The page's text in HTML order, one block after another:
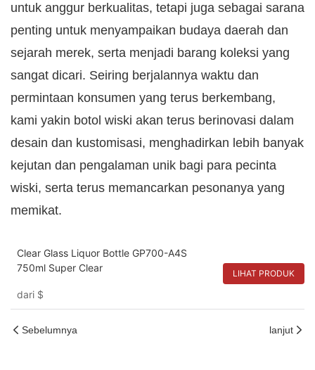
untuk anggur berkualitas, tetapi juga sebagai sarana
penting untuk menyampaikan budaya daerah dan
sejarah merek, serta menjadi barang koleksi yang
sangat dicari. Seiring berjalannya waktu dan
permintaan konsumen yang terus berkembang,
kami yakin botol wiski akan terus berinovasi dalam
desain dan kustomisasi, menghadirkan lebih banyak
kejutan dan pengalaman unik bagi para pecinta
wiski, serta terus memancarkan pesonanya yang
memikat.
Clear Glass Liquor Bottle GP700-A4S
750ml Super Clear
dari $
LIHAT PRODUK
Sebelumnya lanjut